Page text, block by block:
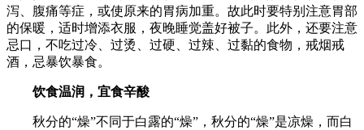
泻、腹痛等症，或使原来的胃病加重。故此时要特别注意胃部
的保暖，适时增添衣服，夜晚睡觉盖好被子。此外，还要注意
忌口，不吃过冷、过烫、过硬、过辣、过黏的食物，戒烟戒
酒，忌暴饮暴食。
饮食温润，宜食辛酸
秋分的“燥”不同于白露的“燥”，秋分的“燥”是凉燥，而白